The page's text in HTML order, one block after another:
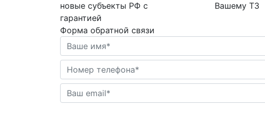
новые субъекты РФ с
гарантией
Вашему ТЗ
Форма обратной связи